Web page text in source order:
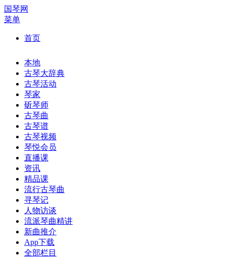
国琴网
菜单
首页
本地
古琴大辞典
古琴活动
琴家
斫琴师
古琴曲
古琴谱
古琴视频
琴悦会员
直播课
资讯
精品课
流行古琴曲
寻琴记
人物访谈
流派琴曲精讲
新曲推介
App下载
全部栏目